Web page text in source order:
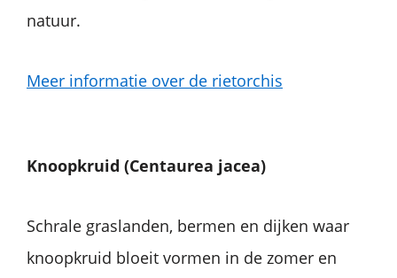
natuur.
Meer informatie over de rietorchis
Knoopkruid (Centaurea jacea)
Schrale graslanden, bermen en dijken waar
knoopkruid bloeit vormen in de zomer en